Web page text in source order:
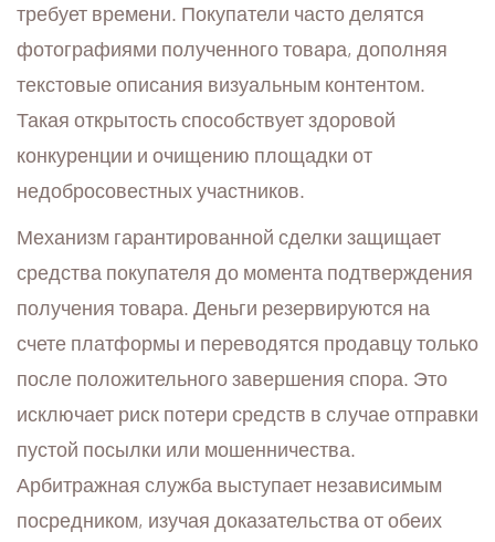
требует времени. Покупатели часто делятся
фотографиями полученного товара, дополняя
текстовые описания визуальным контентом.
Такая открытость способствует здоровой
конкуренции и очищению площадки от
недобросовестных участников.
Механизм гарантированной сделки защищает
средства покупателя до момента подтверждения
получения товара. Деньги резервируются на
счете платформы и переводятся продавцу только
после положительного завершения спора. Это
исключает риск потери средств в случае отправки
пустой посылки или мошенничества.
Арбитражная служба выступает независимым
посредником, изучая доказательства от обеих